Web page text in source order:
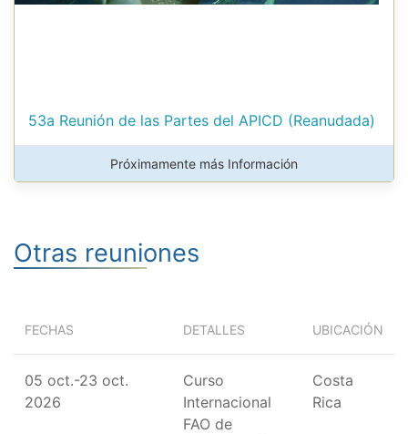
53a Reunión de las Partes del APICD (Reanudada)
Próximamente más Información
Otras reuniones
FECHAS DETALLES UBICACIÓN
05 oct.-23 oct.
2026
Curso
Internacional
FAO de
Costa
Rica